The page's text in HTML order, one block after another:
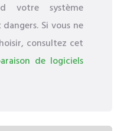
votre système
Si vous ne
consultez cet
de logiciels